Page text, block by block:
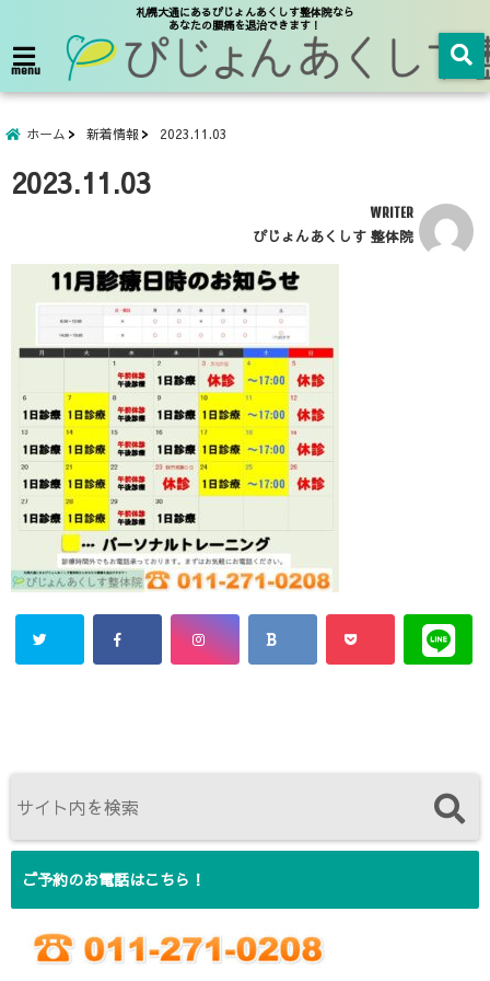
札幌大通にあるぴじょんあくしす整体院なら
あなたの腰痛を退治できます！
menu
ホーム 新着情報 2023.11.03
2023.11.03
WRITER
ぴじょんあくしす 整体院
ご予約のお電話はこちら！